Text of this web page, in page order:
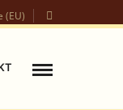
(EU)